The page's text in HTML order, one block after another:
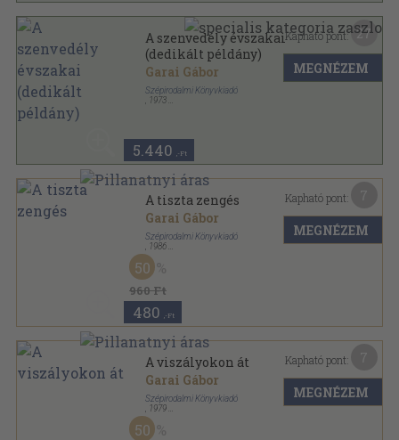
A szenvedély évszakai
(dedikált példány)
Garai Gábor
Szépirodalmi Könyvkiadó
1973
5.440 ,-Ft
Kapható pont: 27
MEGNÉZEM
A tiszta zengés
Garai Gábor
Szépirodalmi Könyvkiadó
1986
Vászon
960 Ft
50
480 ,-Ft
Kapható pont:
MEGNÉZEM
A viszályokon át
Garai Gábor
Szépirodalmi Könyvkiadó
1979
Vászon
50
Kapható pont:
MEGNÉZEM